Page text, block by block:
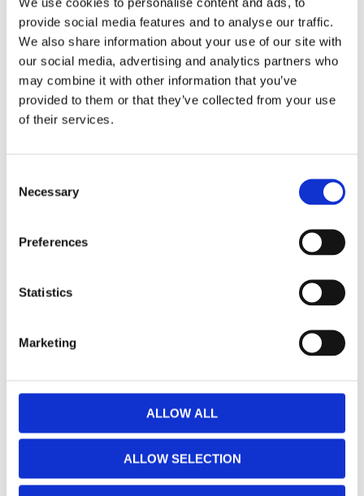
provide social media features and to analyse our traffic.
We also share information about your use of our site with
our social media, advertising and analytics partners who
may combine it with other information that you’ve
provided to them or that they’ve collected from your use
of their services.
Selection
Necessary
Preferences
Statistics
Marketing
ALLOW ALL
ALLOW SELECTION
kvällen.
100% ekologiskt odlade och etiskt producerade
ingedienser. Ekologiskt certifierat med EU-lövet.
Bli den första att lämna ett omdöme.